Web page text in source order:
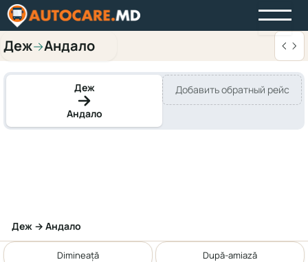
Деж→Андало
Деж
Андало
Добавить обратный рейс
Деж → Андало
Dimineață După-amiază